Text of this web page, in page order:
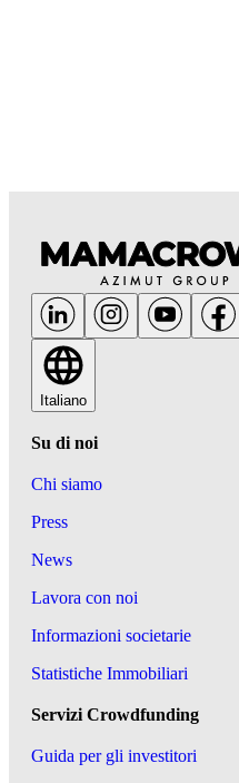
Italiano
Su di noi
Chi siamo
Press
News
Lavora con noi
Informazioni societarie
Statistiche Immobiliari
Servizi Crowdfunding
Guida per gli investitori